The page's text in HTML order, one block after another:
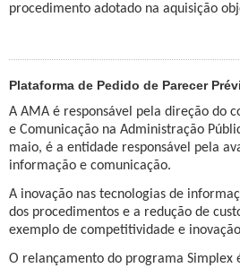
procedimento adotado na aquisição
Plataforma de Pedido de Parecer
A AMA é responsável pela direção do
e Comunicação na Administração
maio, é a entidade responsável pela
informação e comunicação.
A inovação nas tecnologias de
dos procedimentos e a redução de
exemplo de competitividade e
O relançamento do programa Simplex